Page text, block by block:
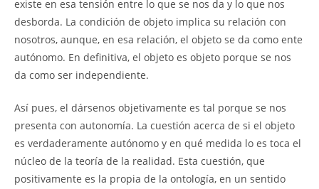
existe en esa tensión entre lo que se nos da y lo que nos
desborda. La condición de objeto implica su relación con
nosotros, aunque, en esa relación, el objeto se da como ente
autónomo. En definitiva, el objeto es objeto porque se nos
da como ser independiente.
Así pues, el dársenos objetivamente es tal porque se nos
presenta con autonomía. La cuestión acerca de si el objeto
es verdaderamente autónomo y en qué medida lo es toca el
núcleo de la teoría de la realidad. Esta cuestión, que
positivamente es la propia de la ontología, en un sentido